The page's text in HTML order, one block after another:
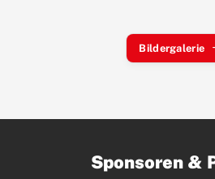
Bildergalerie
Sponsoren &